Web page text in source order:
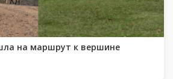
на маршрут к вершине